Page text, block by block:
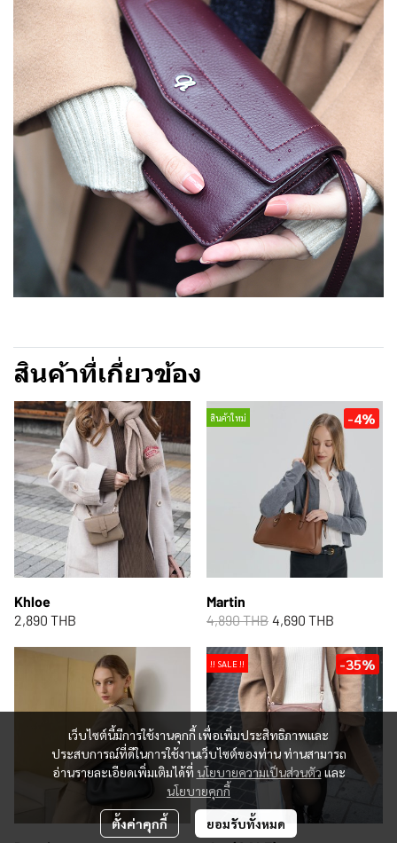
สินค้าที่เกี่ยวข้อง
Khloe
2,890 THB
สินค้าใหม่ -4%
Martin
4,890 THB 4,690 THB
!! SALE !! -35%
เว็บไซต์นี้มีการใช้งานคุกกี้ เพื่อเพิ่มประสิทธิภาพและ
ประสบการณ์ที่ดีในการใช้งานเว็บไซต์ของท่าน ท่านสามารถ
อ่านรายละเอียดเพิ่มเติมได้ที่ นโยบายความเป็นส่วนตัวและ
นโยบายคุกกี้
ตั้งค่าคุกกี้ ยอมรับทั้งหมด